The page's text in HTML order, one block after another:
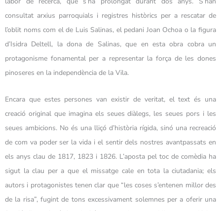
consultat arxius parroquials i registres històrics per a rescatar de
l’oblit noms com el de Luis Salinas, el pedani Joan Ochoa o la figura
d’Isidra Deltell, la dona de Salinas, que en esta obra cobra un
protagonisme fonamental per a representar la força de les dones
pinoseres en la independència de la Vila.
Encara que estes persones van existir de veritat, el text és una
creació original que imagina els seues diàlegs, les seues pors i les
seues ambicions. No és una lliçó d’història rígida, sinó una recreació
de com va poder ser la vida i el sentir dels nostres avantpassats en
els anys clau de 1817, 1823 i 1826. L’aposta pel toc de comèdia ha
sigut la clau per a que el missatge cale en tota la ciutadania; els
autors i protagonistes tenen clar que “les coses s’entenen millor des
de la risa”, fugint de tons excessivament solemnes per a oferir una